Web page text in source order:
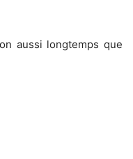
aussi longtemps que